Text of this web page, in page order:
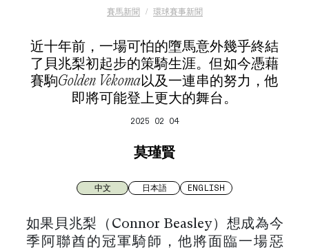
賽馬新聞 環球賽事新聞
近十年前，一場可怕的墮馬意外幾乎終結
了貝兆梨初起步的策騎生涯。但如今憑藉
賽駒Golden Vekoma以及一連串的努力，他
即將可能登上更大的舞台。
2025 02 04
莫瑾賢
中文 日本語 ENGLISH
如果貝兆梨（Connor Beasley）想成為今
季阿聯酋的冠軍騎師，他將面臨一場惡